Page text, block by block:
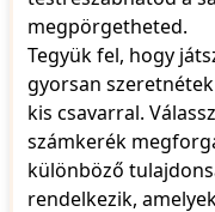
37
38
39
40
41
42
43
megpörgetheted.
Tegyük fel, hogy
gyorsan
kis csavarral.
számkerék
különböző
rendelkezik,